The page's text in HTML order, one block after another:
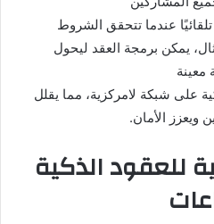
تلقائيًا عندما تتحقق الشروط
يمكن برمجة العقد ليحول
معينة
على شبكة لامركزية، مما يقلل
ويعزز الأمان.
للعقود الذكية